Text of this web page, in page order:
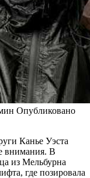
Опубликовано
Канье Уэста
внимания. В
из Мельбурна
где позировала